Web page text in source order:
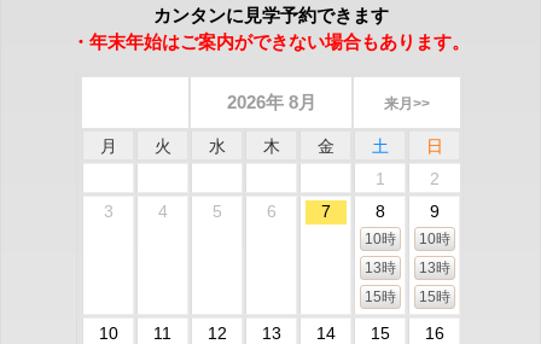
カンタンに見学予約できます
・年末年始はご案内ができない場合もあります。
2026年 8月 来月>>
月 火 水 木 金 土
日
1
2
3
4 5 6 7 8
10時
13時
15時
9
10時
13時
15時
10 11 12 13 14 15 16